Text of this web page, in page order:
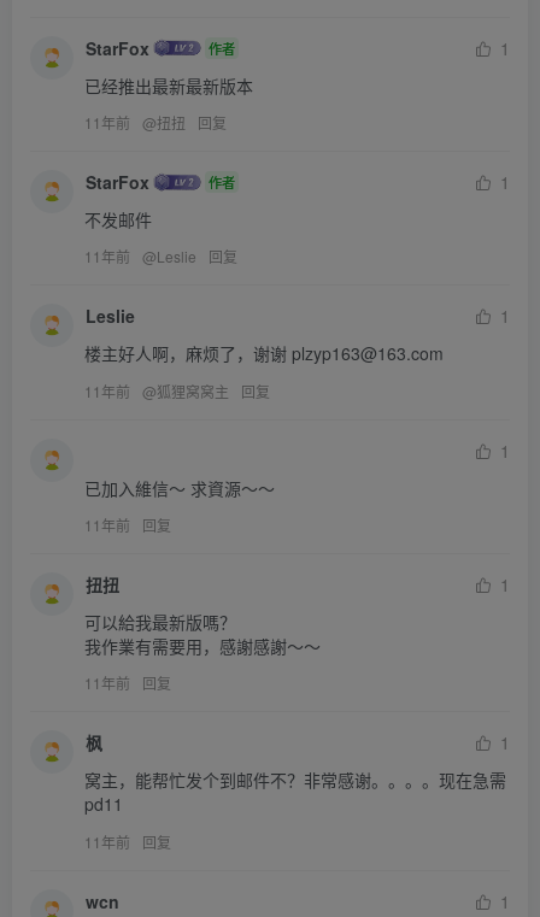
StarFox 作者
1
已经推出最新最新版本
11年前 @扭扭 回复
StarFox 作者
1
不发邮件
11年前 @Leslie 回复
Leslie
1
楼主好人啊，麻烦了，谢谢 plzyp163@163.com
11年前 @狐狸窝窝主 回复
1
已加入維信～ 求資源～～
11年前 回复
扭扭
1
可以給我最新版嗎？
我作業有需要用，感謝感謝～～
11年前 回复
枫
1
窝主，能帮忙发个到邮件不？非常感谢。。。。现在急需
pd11
11年前 回复
wcn
1